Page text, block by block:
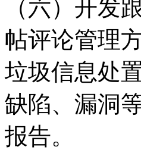
（六）开发
帖评论管理
垃圾信息处
缺陷、漏洞
报告。